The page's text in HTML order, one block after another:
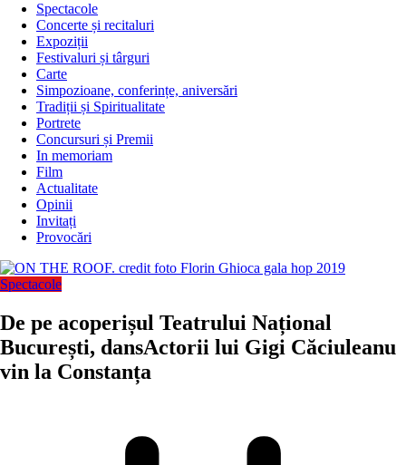
Spectacole
Concerte și recitaluri
Expoziții
Festivaluri și târguri
Carte
Simpozioane, conferințe, aniversări
Tradiții și Spiritualitate
Portrete
Concursuri și Premii
In memoriam
Film
Actualitate
Opinii
Invitați
Provocări
Spectacole
De pe acoperișul Teatrului Național
București, dansActorii lui Gigi Căciuleanu
vin la Constanța